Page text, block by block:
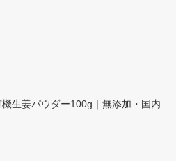
機生姜パウダー100g｜無添加・国内